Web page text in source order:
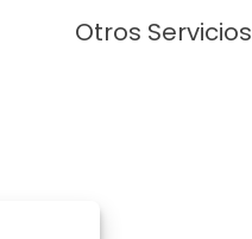
Otros Servicios